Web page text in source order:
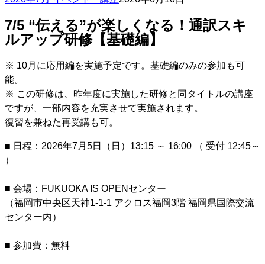
7/5 “伝える”が楽しくなる！通訳スキ
ルアップ研修【基礎編】
※ 10月に応用編を実施予定です。基礎編のみの参加も可
能。
※ この研修は、昨年度に実施した研修と同タイトルの講座
ですが、一部内容を充実させて実施されます。
復習を兼ねた再受講も可。
■ 日程：2026年7月5日（日）13:15 ～ 16:00 （ 受付 12:45～
）
■ 会場：FUKUOKA IS OPENセンター
（福岡市中央区天神1-1-1 アクロス福岡3階 福岡県国際交流
センター内）
■ 参加費：無料